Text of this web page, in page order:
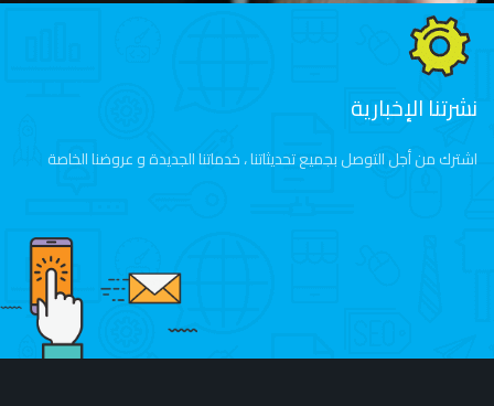
نشرتنا الإخبارية
اشترك من أجل التوصل بجميع تحديثاتنا ، خدماتنا الجديدة و عروضنا الخاصة